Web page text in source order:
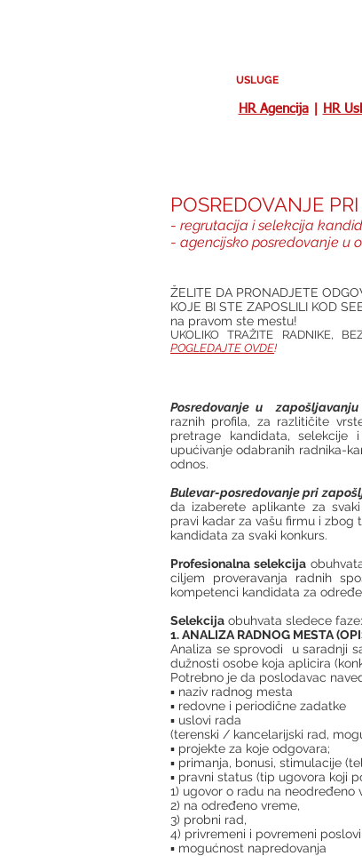
USLUGE
HR Agencija| HR
POSREDOVANJE
- regrutacija i selekcija
- agencijsko posredovanje u
ŽELITE DA PRONADJETE
KOJE BI STE ZAPOSLILI KOD
na pravom ste mestu!
UKOLIKO TRAŽITE RADNIKE,
POGLEDAJTE OVDE!
Posredovanje u zapošljavanju
raznih profila, za razlitičite
pretrage kandidata, selekcije
upućivanje odabranih radnika-
odnos.
Bulevar-posredovanje pri
da izaberete aplikante za
pravi kadar za vašu firmu i
kandidata za svaki konkurs.
Profesionalna selekcija
ciljem proveravanja radnih
kompetenci kandidata za
Selekcija obuhvata sledece faze:
1. ANALIZA RADNOG MESTA
Analiza se sprovodi u saradnji
dužnosti osobe koja aplicira
Potrebno je da poslodavac
▪ naziv radnog mesta
▪ redovne i periodične zadatke
▪ uslovi rada
(terenski / kancelarijski rad,
▪ projekte za koje odgovara;
▪ primanja, bonusi, stimulacije
▪ pravni status (tip ugovora koji
1) ugovor o radu na neodređeno
2) na određeno vreme,
3) probni rad,
4) privremeni i povremeni poslovi
▪ mogućnost napredovanja